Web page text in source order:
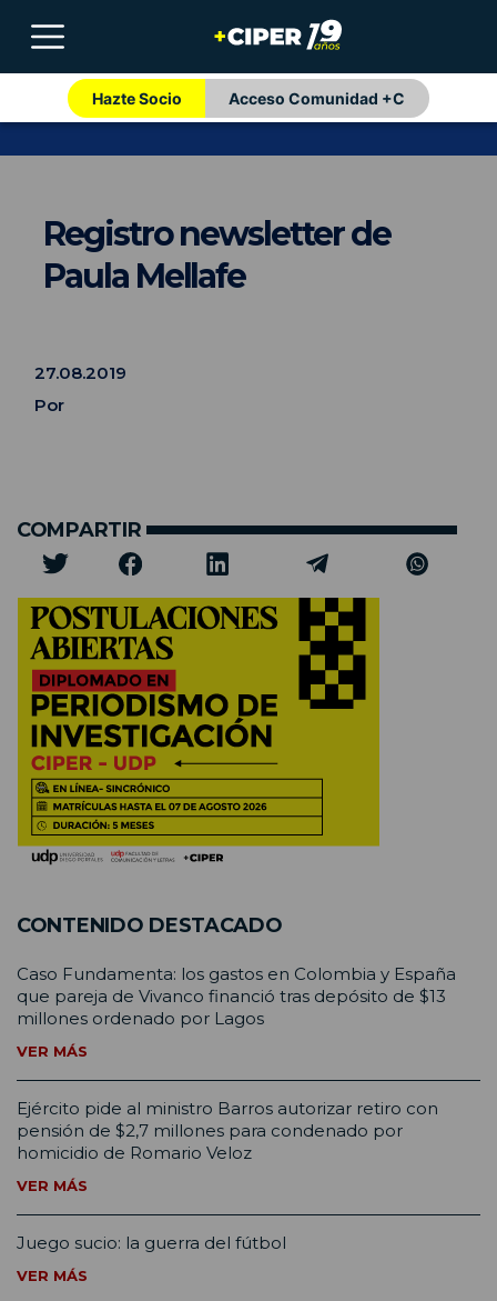
Hazte Socio Acceso Comunidad +C
Registro newsletter de
Paula Mellafe
27.08.2019
Por
COMPARTIR
CONTENIDO DESTACADO
Caso Fundamenta: los gastos en Colombia y España
que pareja de Vivanco financió tras depósito de $13
millones ordenado por Lagos
VER MÁS
Ejército pide al ministro Barros autorizar retiro con
pensión de $2,7 millones para condenado por
homicidio de Romario Veloz
VER MÁS
Juego sucio: la guerra del fútbol
VER MÁS